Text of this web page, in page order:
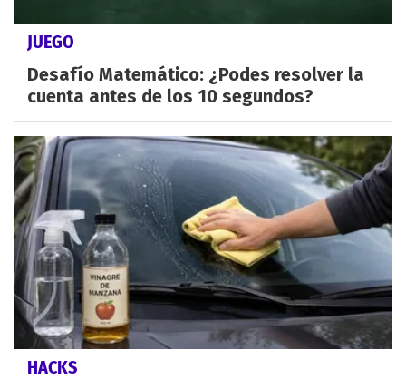
JUEGO
Desafío Matemático: ¿Podes resolver la
cuenta antes de los 10 segundos?
HACKS